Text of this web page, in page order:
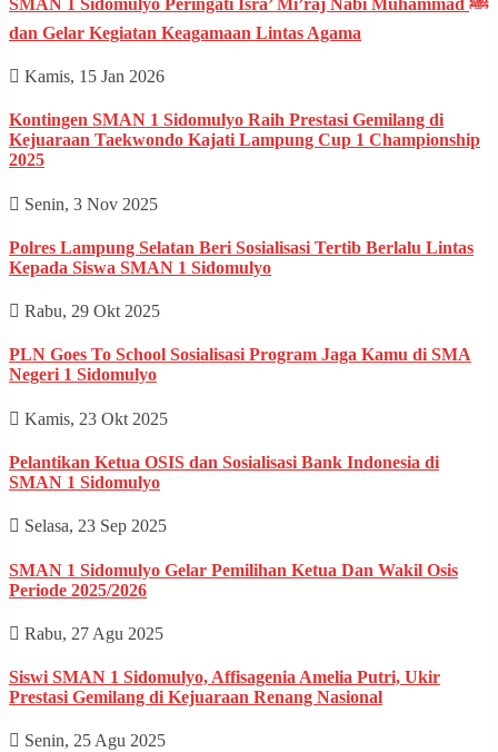
dan Gelar Kegiatan Keagamaan Lintas Agama
Kamis, 15 Jan 2026
Kontingen SMAN 1 Sidomulyo Raih Prestasi Gemilang di
Kejuaraan Taekwondo Kajati Lampung Cup 1 Championship
2025
Senin, 3 Nov 2025
Polres Lampung Selatan Beri Sosialisasi Tertib Berlalu Lintas
Kepada Siswa SMAN 1 Sidomulyo
Rabu, 29 Okt 2025
PLN Goes To School Sosialisasi Program Jaga Kamu di SMA
Negeri 1 Sidomulyo
Kamis, 23 Okt 2025
Pelantikan Ketua OSIS dan Sosialisasi Bank Indonesia di
SMAN 1 Sidomulyo
Selasa, 23 Sep 2025
SMAN 1 Sidomulyo Gelar Pemilihan Ketua Dan Wakil Osis
Periode 2025/2026
Rabu, 27 Agu 2025
Siswi SMAN 1 Sidomulyo, Affisagenia Amelia Putri, Ukir
Prestasi Gemilang di Kejuaraan Renang Nasional
Senin, 25 Agu 2025